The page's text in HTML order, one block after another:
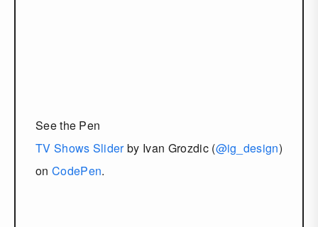
See the Pen
TV Shows Sliderby Ivan Grozdic (@ig_design)
on CodePen.